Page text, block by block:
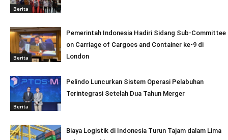
Berita
Berita
Pemerintah Indonesia Hadiri Sidang Sub-Committee
on Carriage of Cargoes and Container ke-9 di
London
Berita
Pelindo Luncurkan Sistem Operasi Pelabuhan
Terintegrasi Setelah Dua Tahun Merger
Biaya Logistik di Indonesia Turun Tajam dalam Lima